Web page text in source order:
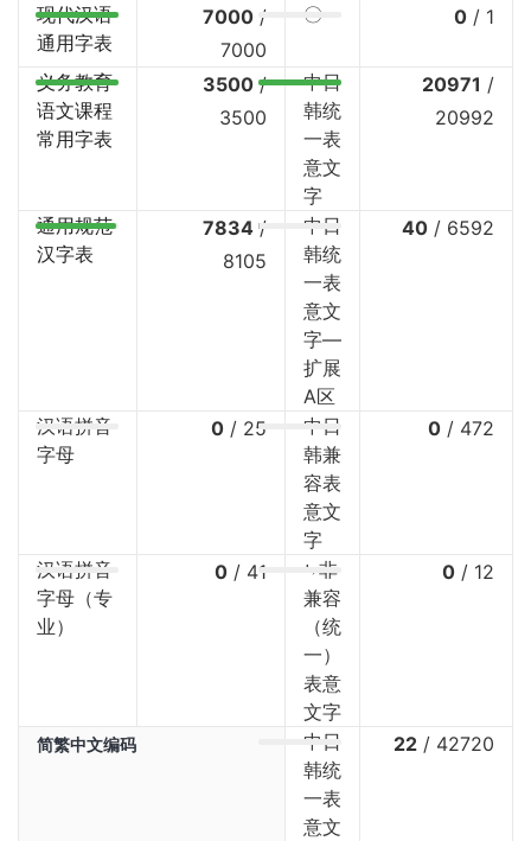
现代汉语
通用字表
7000 /
7000
〇 0 / 1
义务教育
语文课程
常用字表
3500 /
3500
中日
韩统
一表
意文
字
20971 /
20992
通用规范
汉字表
7834 /
8105
中日
韩统
一表
意文
字—
扩展
A区
40 / 6592
汉语拼音
字母
0 / 25
中日
韩兼
容表
意文
字
0 / 472
汉语拼音
字母（专
业）
0 / 41
⤷非
兼容
（统
一）
表意
文字
0 / 12
简繁中文编码
中日
韩统
一表
意文
22 / 42720